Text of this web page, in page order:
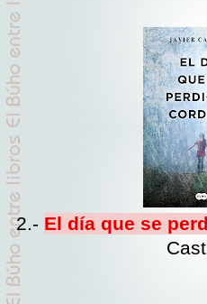
2.- El día que se